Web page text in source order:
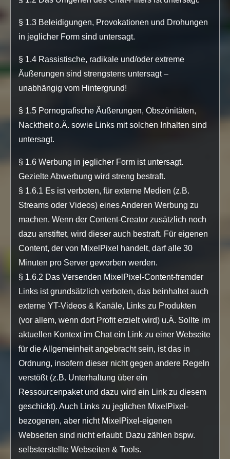
§ 1.3 Beleidigungen, Provokationen und Drohungen
in jeglicher Form sind untersagt.
§ 1.4 Rassistische, radikale und/oder extreme
Äußerungen sind strengstens untersagt –
unabhängig vom Hintergrund!
§ 1.5 Pornografische Äußerungen, Obszönitäten,
Nacktheit o.Ä. sowie Links mit solchen Inhalten sind
untersagt.
§ 1.6 Werbung in jeglicher Form ist untersagt.
Gezielte Abwerbung wird streng bestraft.
§ 1.6.1 Es ist verboten, für externe Medien (z.B.
Streams oder Videos) eines Anderen Werbung zu
machen. Wenn der Content-Creator zusätzlich noch
dazu anstiftet, wird dieser auch bestraft. Für eigenen
Content, der von MixelPixel handelt, darf alle 30
Minuten pro Server geworben werden.
§ 1.6.2 Das Versenden MixelPixel-Content-fremder
Links ist grundsätzlich verboten, das beinhaltet auch
externe YT-Videos & Kanäle, Links zu Produkten
(vor allem, wenn dort Profit erzielt wird) u.Ä. Sollte im
aktuellen Kontext im Chat ein Link zu einer Webseite
für die Allgemeinheit angebracht sein, ist das in
Ordnung, insofern dieser nicht gegen andere Regeln
verstößt (z.B. Unterhaltung über ein
Ressourcenpaket und dazu wird ein Link zu diesem
geschickt). Auch Links zu jeglichen MixelPixel-
bezogenen, aber nicht MixelPixel-eigenen
Webseiten sind nicht erlaubt. Dazu zählen bspw.
selbsterstellte Webseiten & Tools.